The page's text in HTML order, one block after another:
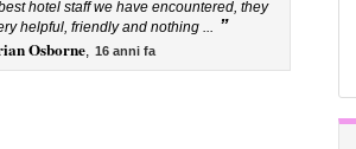
hotel staff we have encountered, they
helpful, friendly and nothing ... ”
Osborne, 16 anni fa